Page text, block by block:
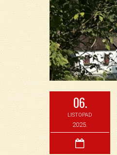
06.
LISTOPAD
2025.